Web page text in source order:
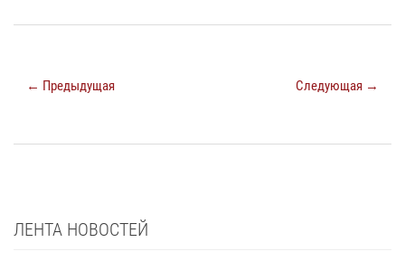
← Предыдущая Следующая →
ЛЕНТА НОВОСТЕЙ